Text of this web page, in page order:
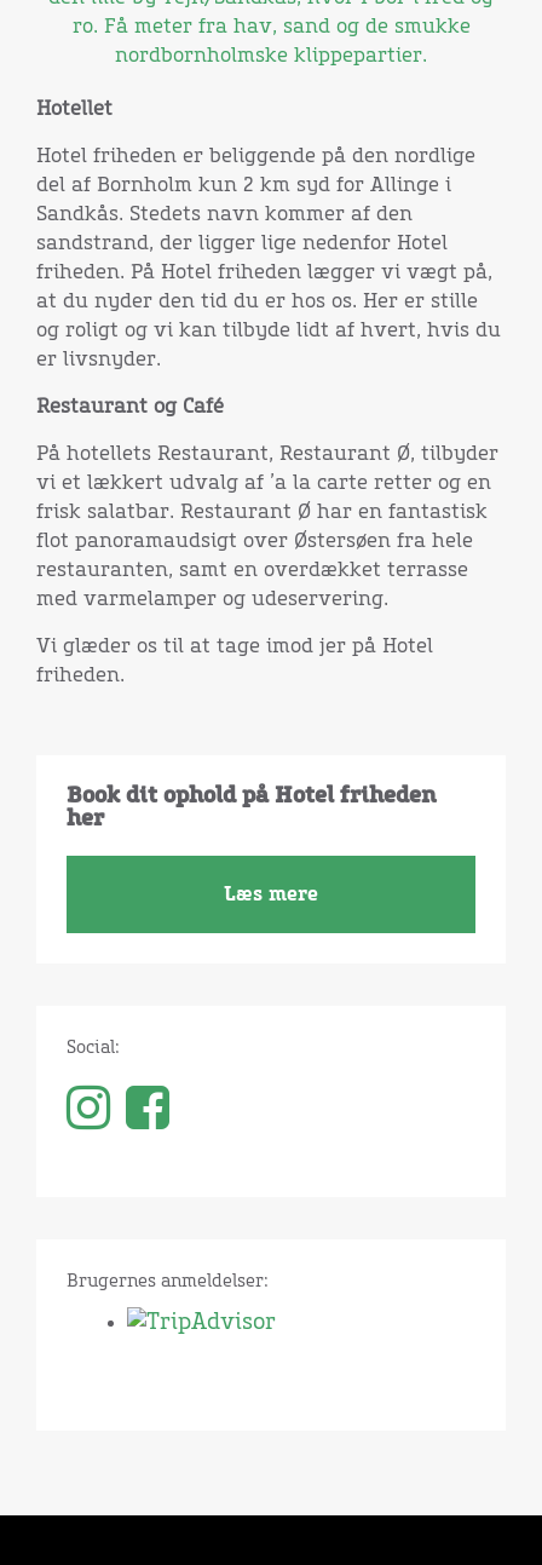
ro. Få meter fra hav, sand og de smukke
nordbornholmske klippepartier.
Hotellet
Hotel friheden er beliggende på den nordlige
del af Bornholm kun 2 km syd for Allinge i
Sandkås. Stedets navn kommer af den
sandstrand, der ligger lige nedenfor Hotel
friheden. På Hotel friheden lægger vi vægt på,
at du nyder den tid du er hos os. Her er stille
og roligt og vi kan tilbyde lidt af hvert, hvis du
er livsnyder.
Restaurant og Café
På hotellets Restaurant, Restaurant Ø, tilbyder
vi et lækkert udvalg af ’a la carte retter og en
frisk salatbar. Restaurant Ø har en fantastisk
flot panoramaudsigt over Østersøen fra hele
restauranten, samt en overdækket terrasse
med varmelamper og udeservering.
Vi glæder os til at tage imod jer på Hotel
friheden.
Book dit ophold på Hotel friheden
her
Læs mere
Social:
Brugernes anmeldelser: